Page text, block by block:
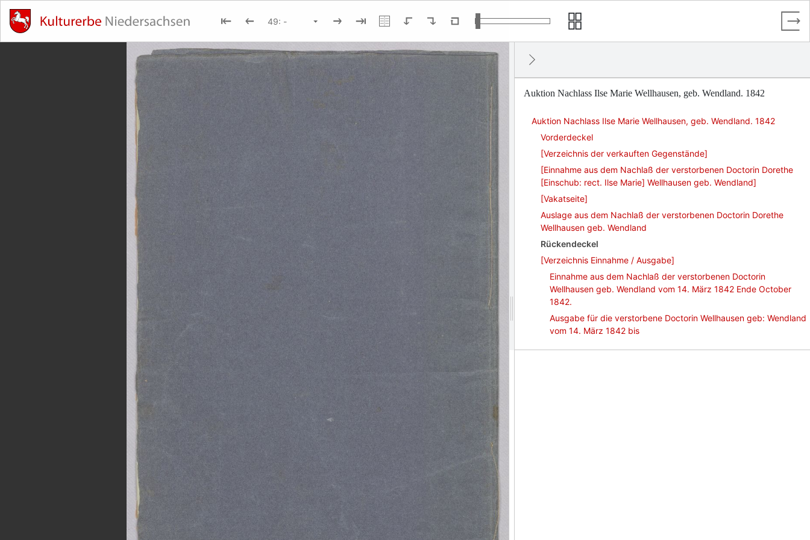
Auktion Nachlass Ilse Marie Wellhausen, geb. Wendland. 1842
Auktion Nachlass Ilse Marie Wellhausen, geb. Wendland. 1842
Vorderdeckel
[Verzeichnis der verkauften Gegenstände]
[Einnahme aus dem Nachlaß der verstorbenen Doctorin Dorethe
[Einschub: rect. Ilse Marie] Wellhausen geb. Wendland]
[Vakatseite]
Auslage aus dem Nachlaß der verstorbenen Doctorin Dorethe
Wellhausen geb. Wendland
Rückendeckel
[Verzeichnis Einnahme / Ausgabe]
Einnahme aus dem Nachlaß der verstorbenen Doctorin
Wellhausen geb. Wendland vom 14. März 1842 Ende October
1842.
Ausgabe für die verstorbene Doctorin Wellhausen geb: Wendland
vom 14. März 1842 bis